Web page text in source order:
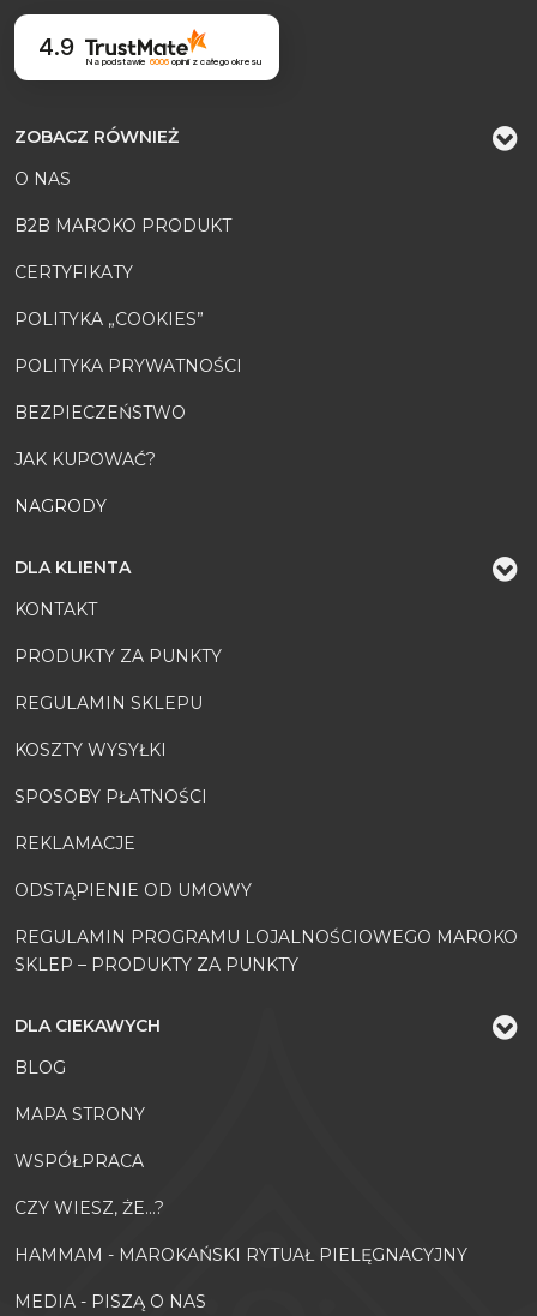
4.9
Na podstawie 6006opinii z całego okresu
ZOBACZ RÓWNIEŻ
O NAS
B2B MAROKO PRODUKT
CERTYFIKATY
POLITYKA „COOKIES”
POLITYKA PRYWATNOŚCI
BEZPIECZEŃSTWO
JAK KUPOWAĆ?
NAGRODY
DLA KLIENTA
KONTAKT
PRODUKTY ZA PUNKTY
REGULAMIN SKLEPU
KOSZTY WYSYŁKI
SPOSOBY PŁATNOŚCI
REKLAMACJE
ODSTĄPIENIE OD UMOWY
REGULAMIN PROGRAMU LOJALNOŚCIOWEGO MAROKO
SKLEP – PRODUKTY ZA PUNKTY
DLA CIEKAWYCH
BLOG
MAPA STRONY
WSPÓŁPRACA
CZY WIESZ, ŻE...?
HAMMAM - MAROKAŃSKI RYTUAŁ PIELĘGNACYJNY
MEDIA - PISZĄ O NAS